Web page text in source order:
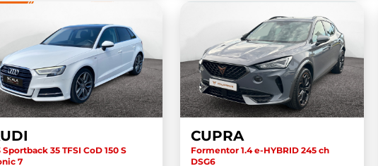
Sportback 35 TFSI CoD 150 S
7
CUPRA
Formentor 1.4 e-HYBRID 245 ch
DSG6